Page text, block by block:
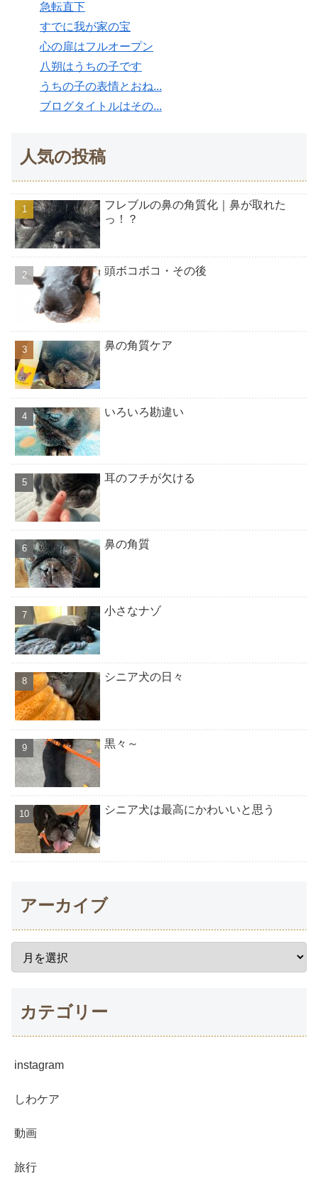
急転直下
すでに我が家の宝
心の扉はフルオープン
八朔はうちの子です
うちの子の表情とおね...
ブログタイトルはその...
人気の投稿
フレブルの鼻の角質化｜鼻が取れた
っ！？
頭ボコボコ・その後
鼻の角質ケア
いろいろ勘違い
耳のフチが欠ける
鼻の角質
小さなナゾ
シニア犬の日々
黒々～
シニア犬は最高にかわいいと思う
アーカイブ
カテゴリー
instagram
しわケア
動画
旅行